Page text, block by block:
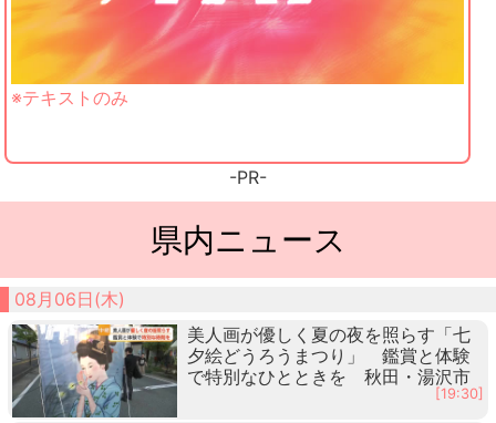
※テキストのみ
-PR-
県内ニュース
08月06日(木)
美人画が優しく夏の夜を照らす「七
夕絵どうろうまつり」 鑑賞と体験
で特別なひとときを 秋田・湯沢市
[19:30]